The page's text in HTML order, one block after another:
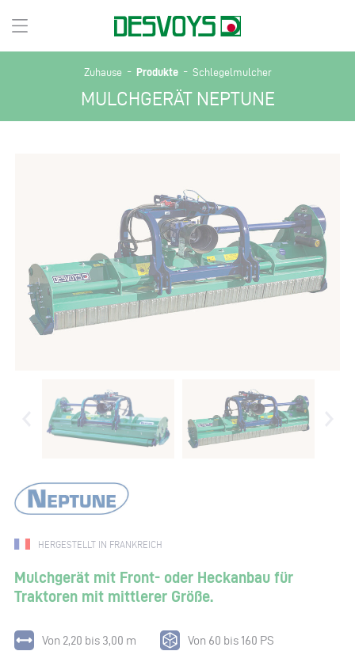
Zuhause- Produkte- Schlegelmulcher
MULCHGERÄT NEPTUNE
HERGESTELLT IN FRANKREICH
Mulchgerät mit Front- oder Heckanbau für
Traktoren mit mittlerer Größe.
Von 2,20 bis 3,00 m Von 60 bis 160 PS